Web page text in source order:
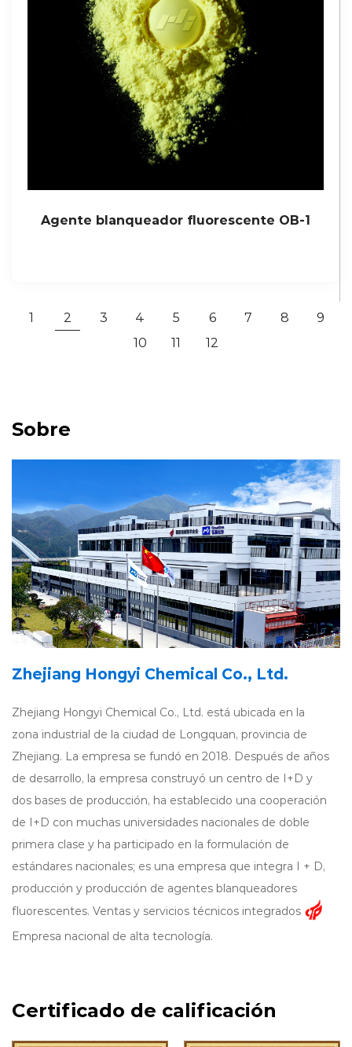
Agente blanqueador fluorescente OB-1
1 2 3 4 5 6 7 8
9
10
11 12
Sobre
Zhejiang Hongyi Chemical Co., Ltd.
Zhejiang Hongyi Chemical Co., Ltd. está ubicada en la
zona industrial de la ciudad de Longquan, provincia de
Zhejiang. La empresa se fundó en 2018. Después de años
de desarrollo, la empresa construyó un centro de I+D y
dos bases de producción, ha establecido una cooperación
de I+D con muchas universidades nacionales de doble
primera clase y ha participado en la formulación de
estándares nacionales; es una empresa que integra I + D,
producción y producción de agentes blanqueadores
fluorescentes. Ventas y servicios técnicos integrados
Empresa nacional de alta tecnología.
involucrada con los clientes finales nacionales y se
Certificado de calificación